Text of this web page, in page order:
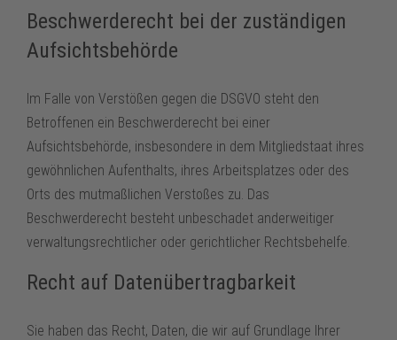
Beschwerderecht bei der zuständigen
Aufsichtsbehörde
Im Falle von Verstößen gegen die DSGVO steht den
Betroffenen ein Beschwerderecht bei einer
Aufsichtsbehörde, insbesondere in dem Mitgliedstaat ihres
gewöhnlichen Aufenthalts, ihres Arbeitsplatzes oder des
Orts des mutmaßlichen Verstoßes zu. Das
Beschwerderecht besteht unbeschadet anderweitiger
verwaltungsrechtlicher oder gerichtlicher Rechtsbehelfe.
Recht auf Datenübertragbarkeit
Sie haben das Recht, Daten, die wir auf Grundlage Ihrer